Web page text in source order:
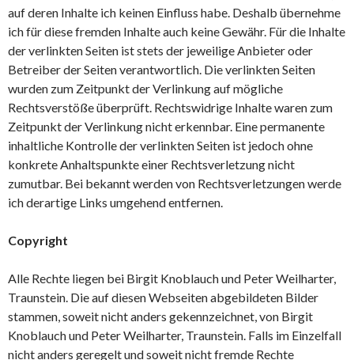
auf deren Inhalte ich keinen Einfluss habe. Deshalb übernehme
ich für diese fremden Inhalte auch keine Gewähr. Für die Inhalte
der verlinkten Seiten ist stets der jeweilige Anbieter oder
Betreiber der Seiten verantwortlich. Die verlinkten Seiten
wurden zum Zeitpunkt der Verlinkung auf mögliche
Rechtsverstöße überprüft. Rechtswidrige Inhalte waren zum
Zeitpunkt der Verlinkung nicht erkennbar. Eine permanente
inhaltliche Kontrolle der verlinkten Seiten ist jedoch ohne
konkrete Anhaltspunkte einer Rechtsverletzung nicht
zumutbar. Bei bekannt werden von Rechtsverletzungen werde
ich derartige Links umgehend entfernen.
Copyright
Alle Rechte liegen bei Birgit Knoblauch und Peter Weilharter,
Traunstein. Die auf diesen Webseiten abgebildeten Bilder
stammen, soweit nicht anders gekennzeichnet, von Birgit
Knoblauch und Peter Weilharter, Traunstein. Falls im Einzelfall
nicht anders geregelt und soweit nicht fremde Rechte